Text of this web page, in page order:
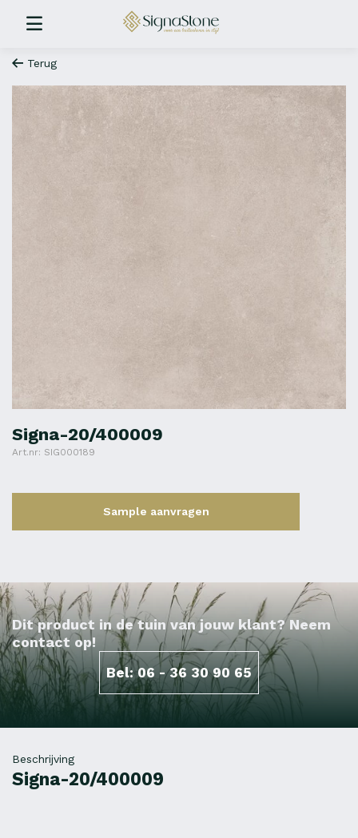
Terug
Signa-20/400009
Art.nr: SIG000189
Sample aanvragen
Dit product in de tuin van jouw klant? Neem
contact op!
Bel: 06 - 36 30 90 65
Beschrijving
Signa-20/400009